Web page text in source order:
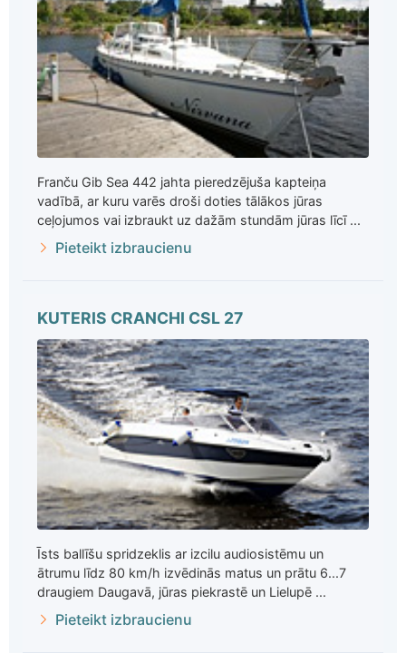
Franču Gib Sea 442 jahta pieredzējuša kapteiņa
vadībā, ar kuru varēs droši doties tālākos jūras
ceļojumos vai izbraukt uz dažām stundām jūras līcī ...
Pieteikt izbraucienu
KUTERIS CRANCHI CSL 27
Īsts ballīšu spridzeklis ar izcilu audiosistēmu un
ātrumu līdz 80 km/h izvēdinās matus un prātu 6...7
draugiem Daugavā, jūras piekrastē un Lielupē ...
Pieteikt izbraucienu